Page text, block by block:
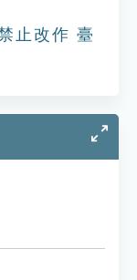
止改作 臺